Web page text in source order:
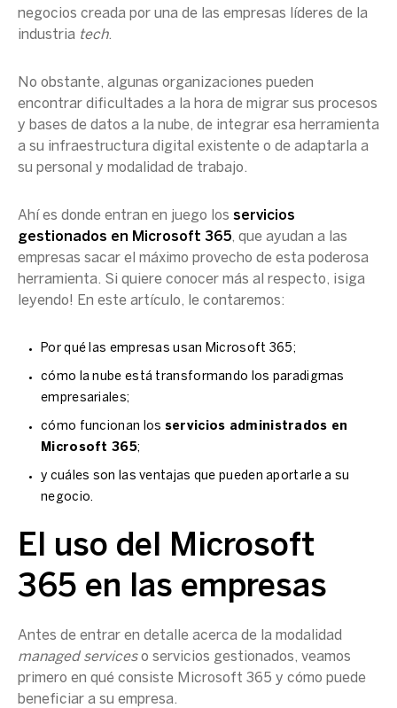
negocios creada por una de las empresas líderes de la
industria tech.
No obstante, algunas organizaciones pueden
encontrar dificultades a la hora de migrar sus procesos
y bases de datos a la nube, de integrar esa herramienta
a su infraestructura digital existente o de adaptarla a
su personal y modalidad de trabajo.
Ahí es donde entran en juego los servicios
gestionados en Microsoft 365, que ayudan a las
empresas sacar el máximo provecho de esta poderosa
herramienta. Si quiere conocer más al respecto, ¡siga
leyendo! En este artículo, le contaremos:
Por qué las empresas usan Microsoft 365;
cómo la nube está transformando los paradigmas
empresariales;
cómo funcionan los servicios administrados en
Microsoft 365;
y cuáles son las ventajas que pueden aportarle a su
negocio.
El uso del Microsoft
365 en las empresas
Antes de entrar en detalle acerca de la modalidad
managed serviceso servicios gestionados, veamos
primero en qué consiste Microsoft 365 y cómo puede
beneficiar a su empresa.